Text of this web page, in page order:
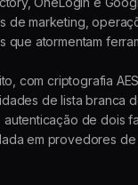
de marketing,
atormentam
com criptografia
de lista branca
de dois
em provedores de